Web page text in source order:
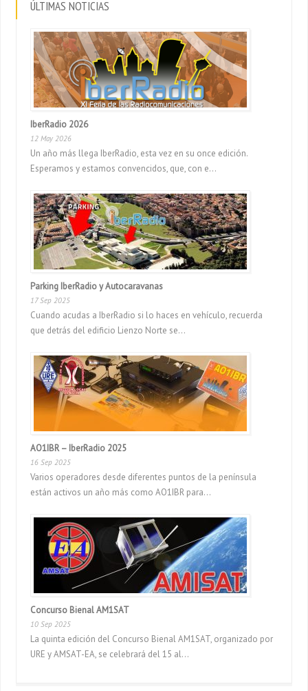
ÚLTIMAS NOTICIAS
IberRadio 2026
12 May 2026
Un año más llega IberRadio, esta vez en su once edición.
Esperamos y estamos convencidos, que, con e...
Parking IberRadio y Autocaravanas
17 Sep 2025
Cuando acudas a IberRadio si lo haces en vehículo, recuerda
que detrás del edificio Lienzo Norte se...
AO1IBR – IberRadio 2025
16 Sep 2025
Varios operadores desde diferentes puntos de la península
están activos un año más como AO1IBR para...
Concurso Bienal AM1SAT
10 Sep 2025
La quinta edición del Concurso Bienal AM1SAT, organizado por
URE y AMSAT-EA, se celebrará del 15 al...